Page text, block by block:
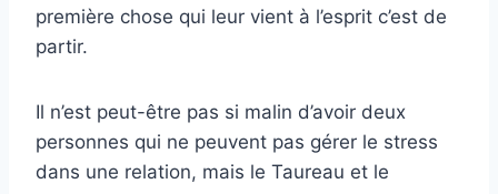
première chose qui leur vient à l’esprit c’est de
partir.
Il n’est peut-être pas si malin d’avoir deux
personnes qui ne peuvent pas gérer le stress
dans une relation, mais le Taureau et le